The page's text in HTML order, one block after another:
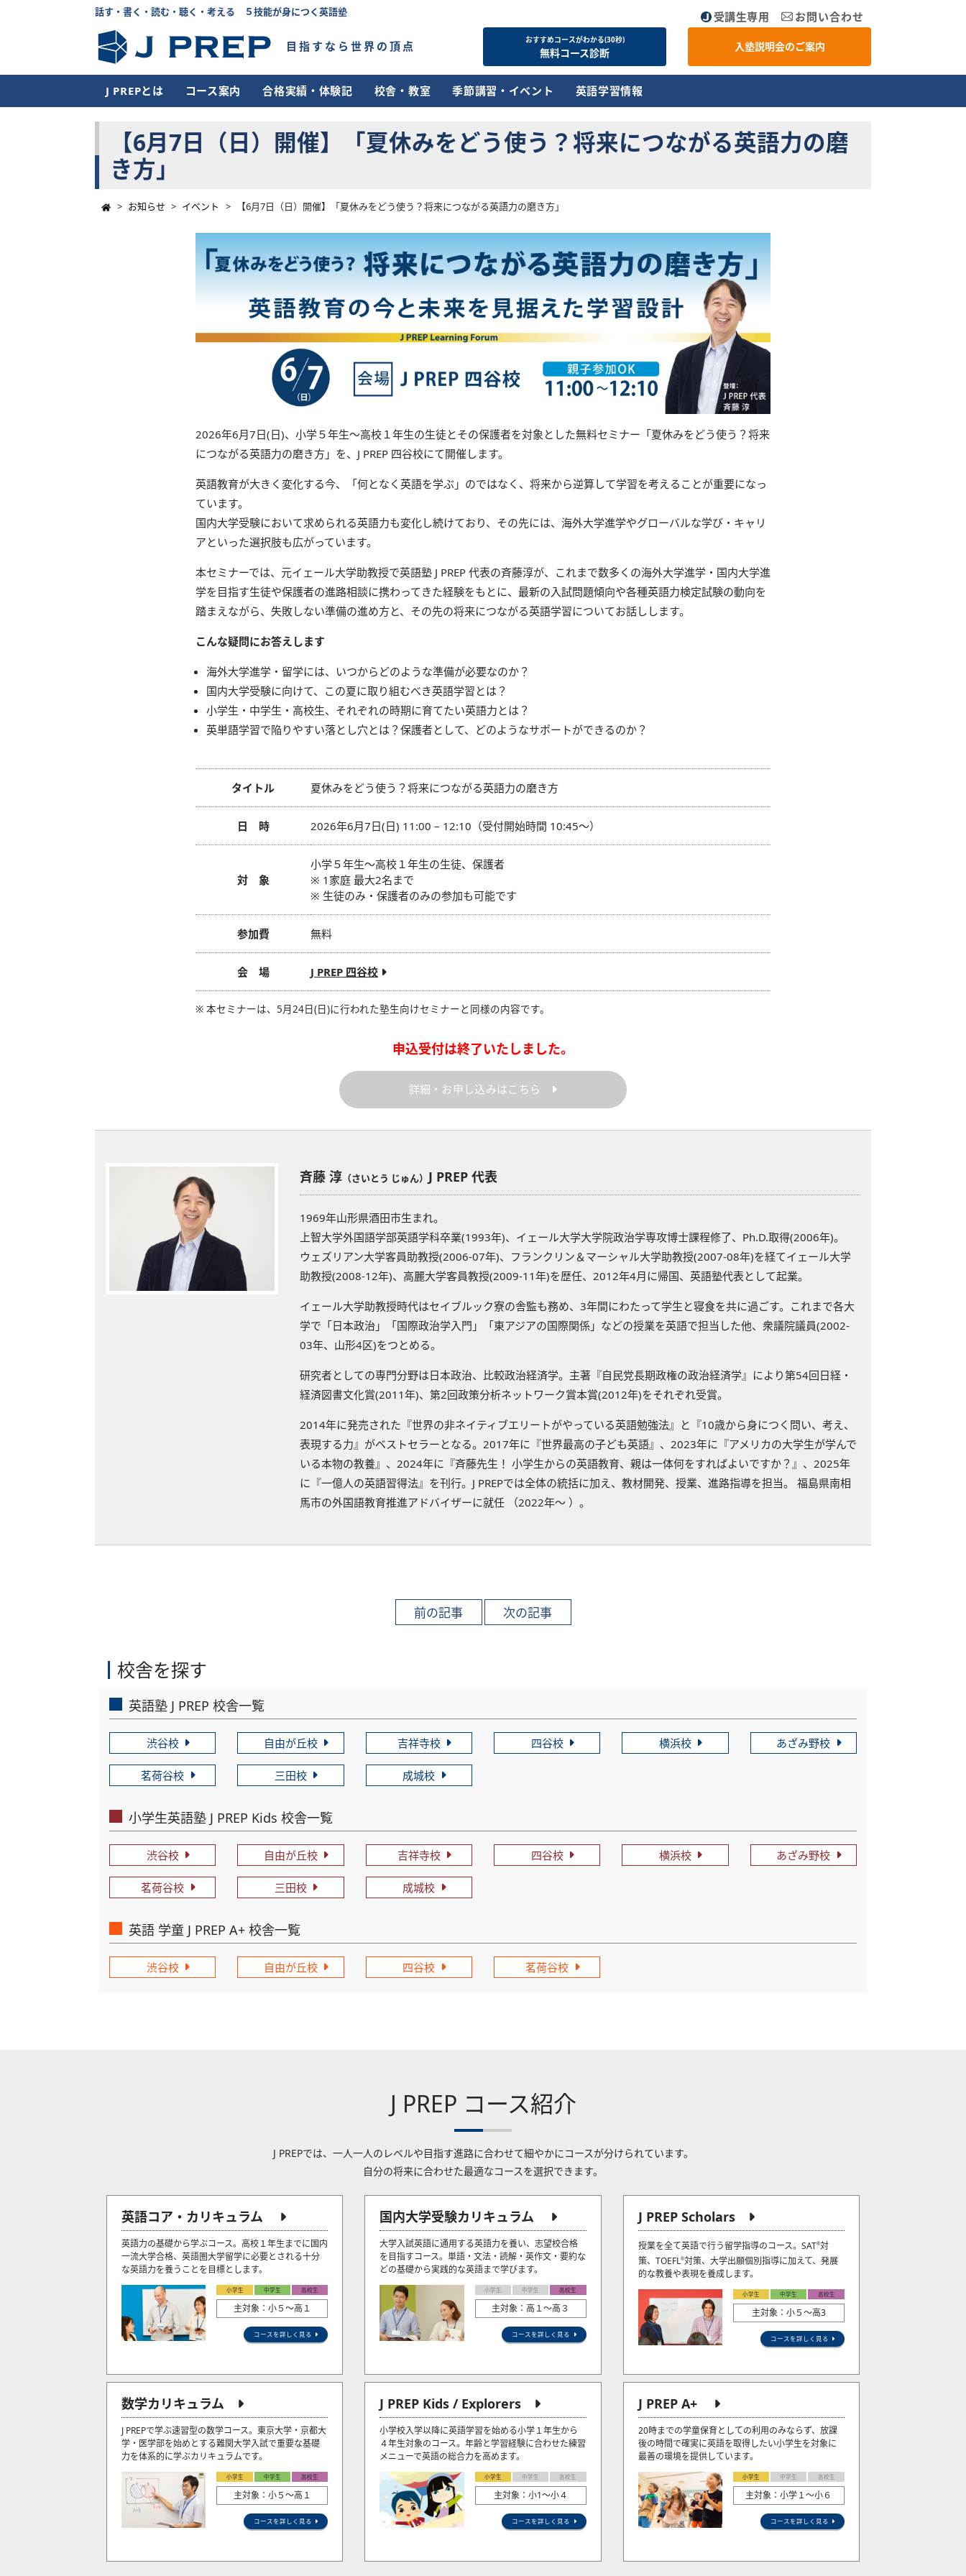
話す・書く・読む・聴く・考える ５技能が身につく英語塾
目指すなら世界の頂点
受講生専用 お問い合わせ
おすすめコースがわかる(30秒)
無料コース診断 入塾説明会のご案内
J PREPとは コース案内 合格実績・体験記 校舎・教室 季節講習・イベント 英語学習情報
【6月7日（日）開催】「夏休みをどう使う？将来につながる英語力の磨
き方」
> お知らせ > イベント > 【6月7日（日）開催】「夏休みをどう使う？将来につながる英語力の磨き方」
2026年6月7日(日)、小学５年生〜高校１年生の生徒とその保護者を対象とした無料セミナー「夏休みをどう使う？将来
につながる英語力の磨き方」を、J PREP 四谷校にて開催します。
英語教育が大きく変化する今、「何となく英語を学ぶ」のではなく、将来から逆算して学習を考えることが重要になっ
ています。
国内大学受験において求められる英語力も変化し続けており、その先には、海外大学進学やグローバルな学び・キャリ
アといった選択肢も広がっています。
本セミナーでは、元イェール大学助教授で英語塾 J PREP 代表の斉藤淳が、これまで数多くの海外大学進学・国内大学進
学を目指す生徒や保護者の進路相談に携わってきた経験をもとに、最新の入試問題傾向や各種英語力検定試験の動向を
踏まえながら、失敗しない準備の進め方と、その先の将来につながる英語学習についてお話しします。
こんな疑問にお答えします
海外大学進学・留学には、いつからどのような準備が必要なのか？
国内大学受験に向けて、この夏に取り組むべき英語学習とは？
小学生・中学生・高校生、それぞれの時期に育てたい英語力とは？
英単語学習で陥りやすい落とし穴とは？保護者として、どのようなサポートができるのか？
タイトル 夏休みをどう使う？将来につながる英語力の磨き方
日 時 2026年6月7日(日) 11:00 – 12:10（受付開始時間 10:45～）
対 象
小学５年生～高校１年生の生徒、保護者
※ 1家庭 最大2名まで
※ 生徒のみ・保護者のみの参加も可能です
参加費 無料
会 場 J PREP 四谷校
※ 本セミナーは、5月24日(日)に行われた塾生向けセミナーと同様の内容です。
申込受付は終了いたしました。
詳細・お申し込みはこちら
斉藤 淳 （さいとう じゅん） J PREP 代表
1969年山形県酒田市生まれ。
上智大学外国語学部英語学科卒業(1993年)、イェール大学大学院政治学専攻博士課程修了、Ph.D.取得(2006年)。
ウェズリアン大学客員助教授(2006-07年)、フランクリン＆マーシャル大学助教授(2007-08年)を経てイェール大学
助教授(2008-12年)、高麗大学客員教授(2009-11年)を歴任、2012年4月に帰国、英語塾代表として起業。
イェール大学助教授時代はセイブルック寮の舎監も務め、3年間にわたって学生と寝食を共に過ごす。これまで各大
学で「日本政治」「国際政治学入門」「東アジアの国際関係」などの授業を英語で担当した他、衆議院議員(2002-
03年、山形4区)をつとめる。
研究者としての専門分野は日本政治、比較政治経済学。主著『自民党長期政権の政治経済学』により第54回日経・
経済図書文化賞(2011年)、第2回政策分析ネットワーク賞本賞(2012年)をそれぞれ受賞。
2014年に発売された『世界の非ネイティブエリートがやっている英語勉強法』と『10歳から身につく問い、考え、
表現する力』がベストセラーとなる。2017年に『世界最高の子ども英語』、2023年に『アメリカの大学生が学んで
いる本物の教養』、2024年に『斉藤先生！ 小学生からの英語教育、親は一体何をすればよいですか？』、2025年
に『一億人の英語習得法』を刊行。J PREPでは全体の統括に加え、教材開発、授業、進路指導を担当。 福島県南相
馬市の外国語教育推進アドバイザーに就任 （2022年～ ）。
校舎を探す
英語塾 J PREP 校舎一覧
渋谷校 自由が丘校 吉祥寺校 四谷校 横浜校 あざみ野校
茗荷谷校 三田校 成城校
小学生英語塾 J PREP Kids 校舎一覧
渋谷校 自由が丘校 吉祥寺校 四谷校 横浜校 あざみ野校
茗荷谷校 三田校 成城校
英語 学童 J PREP A+ 校舎一覧
渋谷校 自由が丘校 四谷校 茗荷谷校
J PREP コース紹介
J PREPでは、一人一人のレベルや目指す進路に合わせて細やかにコースが分けられています。
自分の将来に合わせた最適なコースを選択できます。
英語コア・カリキュラム
英語力の基礎から学ぶコース。高校１年生までに国内
一流大学合格、英語圏大学留学に必要とされる十分
な英語力を養うことを目標とします。
小学生 中学生 高校生
主対象：小５〜高１
コースを詳しく見る
国内大学受験カリキュラム
大学入試英語に通用する英語力を養い、志望校合格
を目指すコース。単語・文法・読解・英作文・要約な
どの基礎から実践的な英語まで学びます。
小学生 中学生 高校生
主対象：高１～高３
コースを詳しく見る
J PREP Scholars
授業を全て英語で行う留学指導のコース。SAT®対
策、TOEFL®対策、大学出願個別指導に加えて、発展
的な教養や表現を養成します。
小学生 中学生 高校生
主対象：小５〜高3
コースを詳しく見る
数学カリキュラム
J PREPで学ぶ速習型の数学コース。東京大学・京都大
学・医学部を始めとする難関大学入試で重要な基礎
力を体系的に学ぶカリキュラムです。
小学生 中学生 高校生
主対象：小５〜高１
コースを詳しく見る
J PREP Kids / Explorers
小学校入学以降に英語学習を始める小学１年生から
４年生対象のコース。年齢と学習経験に合わせた練習
メニューで英語の総合力を高めます。
小学生 中学生 高校生
主対象：小1〜小４
コースを詳しく見る
J PREP A+
20時までの学童保育としての利用のみならず、放課
後の時間で確実に英語を取得したい小学生を対象に
最善の環境を提供しています。
小学生 中学生 高校生
主対象：小学１～小６
コースを詳しく見る